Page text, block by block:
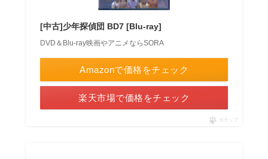
[中古]少年探偵団 BD7 [Blu-ray]
DVD＆Blu-ray映画やアニメならSORA
Amazonで価格をチェック
楽天市場で価格をチェック
ポチップ